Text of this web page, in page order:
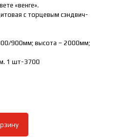
«венге».
с торцевым сэндвич-
900мм; высота – 2000мм;
1 шт-3700